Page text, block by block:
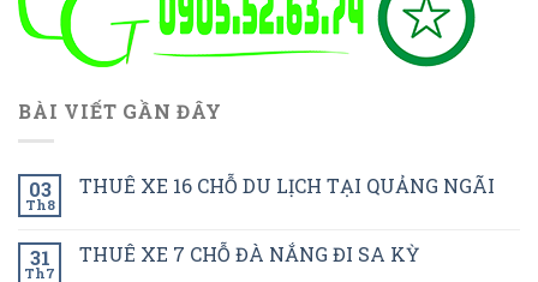
BÀI VIẾT GẦN ĐÂY
03
Th8
THUÊ XE 16 CHỖ DU LỊCH TẠI QUẢNG NGÃI
31
Th7
THUÊ XE 7 CHỖ ĐÀ NẮNG ĐI SA KỲ